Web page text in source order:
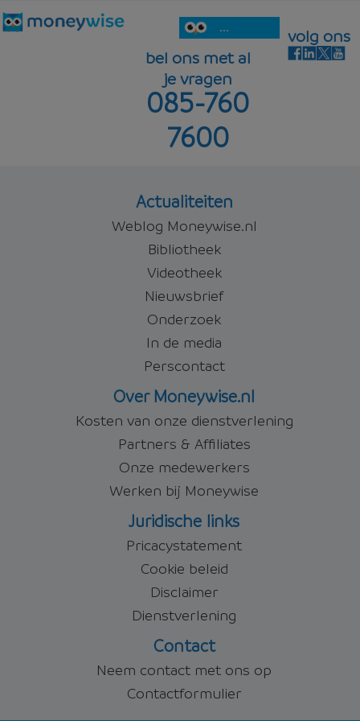
...
bel ons met al
je vragen
085-760
7600
volg ons
Actualiteiten
Weblog Moneywise.nl
Bibliotheek
Videotheek
Nieuwsbrief
Onderzoek
In de media
Perscontact
Over Moneywise.nl
Kosten van onze dienstverlening
Partners & Affiliates
Onze medewerkers
Werken bij Moneywise
Juridische links
Pricacystatement
Cookie beleid
Disclaimer
Dienstverlening
Contact
Neem contact met ons op
Contactformulier